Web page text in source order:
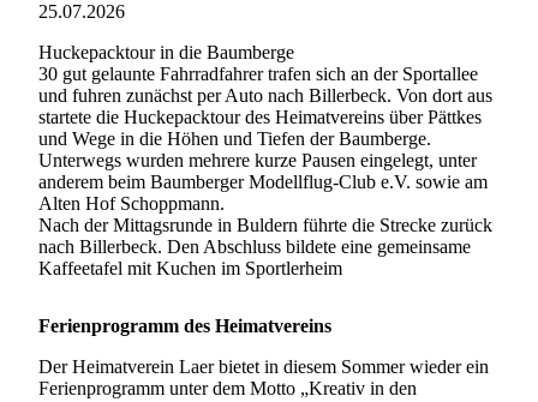
25.07.2026
Huckepacktour in die Baumberge
30 gut gelaunte Fahrradfahrer trafen sich an der Sportallee
und fuhren zunächst per Auto nach Billerbeck. Von dort aus
startete die Huckepacktour des Heimatvereins über Pättkes
und Wege in die Höhen und Tiefen der Baumberge.
Unterwegs wurden mehrere kurze Pausen eingelegt, unter
anderem beim Baumberger Modellflug-Club e.V. sowie am
Alten Hof Schoppmann.
Nach der Mittagsrunde in Buldern führte die Strecke zurück
nach Billerbeck. Den Abschluss bildete eine gemeinsame
Kaffeetafel mit Kuchen im Sportlerheim
Ferienprogramm des Heimatvereins
Der Heimatverein Laer bietet in diesem Sommer wieder ein
Ferienprogramm unter dem Motto „Kreativ in den